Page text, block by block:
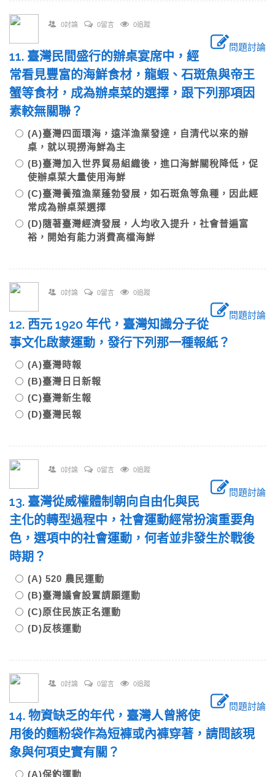
0討論 0留言 0追蹤
問題討論
11. 臺灣民間盛行的辦桌宴席中，經
常看見豐富的海鮮食材，龍蝦、石斑魚與帝王
蟹等食材，成為辦桌菜的選擇，跟下列那項因
素較無關聯？
(A)臺灣四面環海，遠洋漁業發達，自清代以來的辦
桌，就以現撈海鮮為主
(B)臺灣加入世界貿易組織後，進口海鮮關稅降低，促
使辦桌菜大量使用海鮮
(C)臺灣養殖漁業蓬勃發展，如石斑魚等魚種，因此經
常成為辦桌菜選擇
(D)隨著臺灣經濟發展，人均收入提升，社會普遍富
裕，開始有能力消費高檔海鮮
0討論 0留言 0追蹤
問題討論
12. 西元 1920 年代，臺灣知識分子從
事文化啟蒙運動，發行下列那一種報紙？
(A)臺灣時報
(B)臺灣日日新報
(C)臺灣新生報
(D)臺灣民報
0討論 0留言 0追蹤
問題討論
13. 臺灣從威權體制朝向自由化與民
主化的轉型過程中，社會運動經常扮演重要角
色，選項中的社會運動，何者並非發生於戰後
時期？
(A) 520 農民運動
(B)臺灣議會設置請願運動
(C)原住民族正名運動
(D)反核運動
0討論 0留言 0追蹤
問題討論
14. 物資缺乏的年代，臺灣人曾將使
用後的麵粉袋作為短褲或內褲穿著，請問該現
象與何項史實有關？
(A)保釣運動